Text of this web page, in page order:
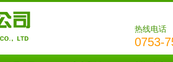
热线电话
0753-